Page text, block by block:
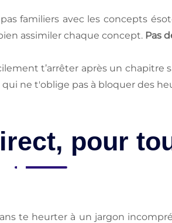
familiers avec les concepts
assimiler chaque concept. Pas
t’arrêter après un chapitre
ne t'oblige pas à bloquer des
pour
te heurter à un jargon